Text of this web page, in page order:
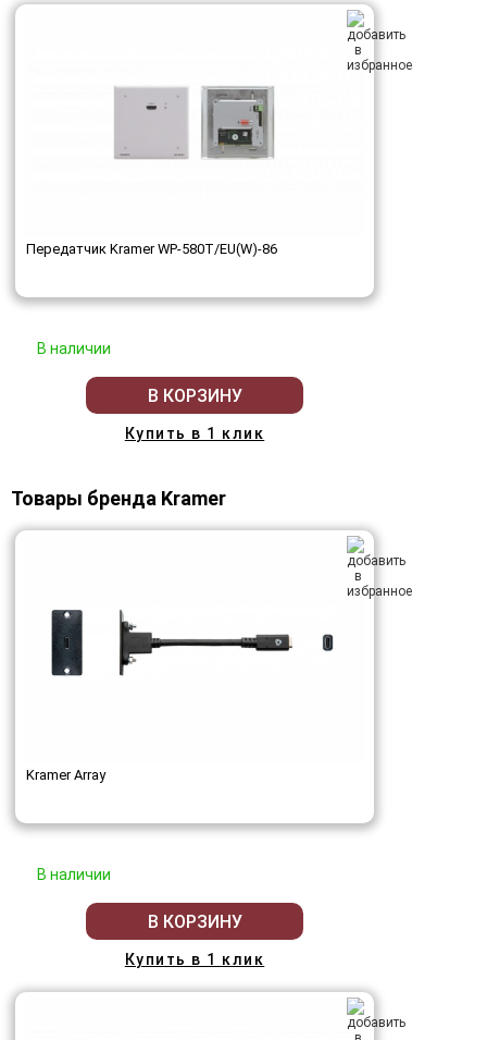
Передатчик Kramer WP-580T/EU(W)-86
В наличии
В КОРЗИНУ
Купить в 1 клик
Товары бренда Kramer
Kramer Array
В наличии
В КОРЗИНУ
Купить в 1 клик